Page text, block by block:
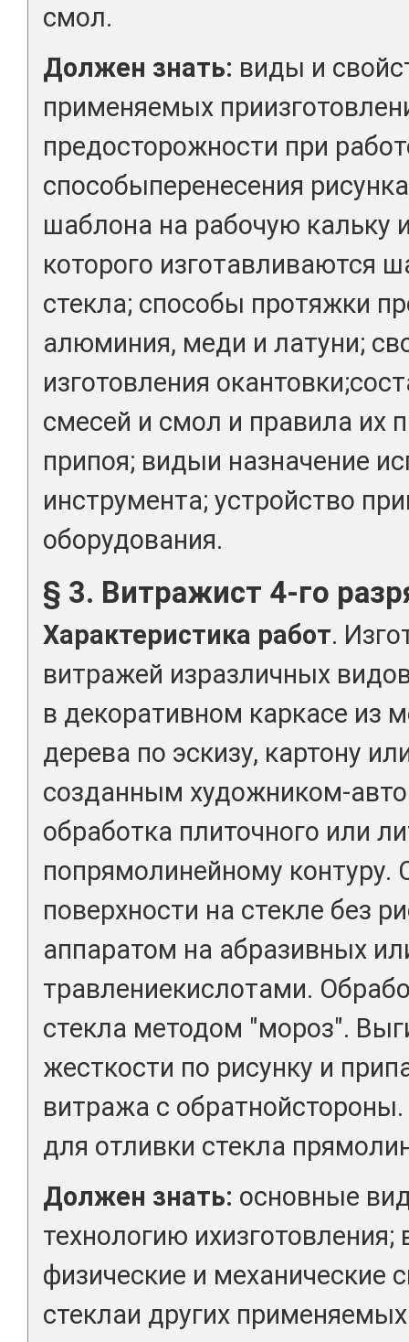
смол.
Должен знать: виды и
применяемых
предосторожности при
способыперенесения
шаблона на рабочую кальку
которого изготавливаются
стекла; способы протяжки
алюминия, меди и латуни;
изготовления
смесей и смол и правила их
припоя; видыи назначение
инструмента; устройство
оборудования.
§ 3. Витражист 4-го
Характеристика работ.
витражей изразличных
в декоративном каркасе из
дерева по эскизу, картону
созданным художником-
обработка плиточного или
попрямолинейному контуру.
поверхности на стекле без
аппаратом на абразивных
травлениекислотами.
стекла методом "мороз".
жесткости по рисунку и
витража с
для отливки стекла
Должен знать: основные
технологию ихизготовления;
физические и механические
стеклаи других